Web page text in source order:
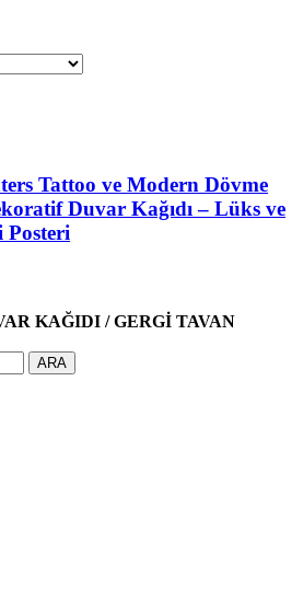
Tattoo ve Modern Dövme
Duvar Kağıdı – Lüks ve
Posteri
KAĞIDI / GERGİ TAVAN
ARA